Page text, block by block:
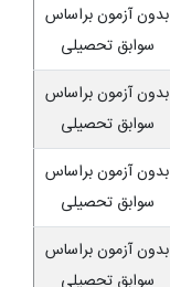
بدون آزمون براساس
سوابق تحصیلی
بدون آزمون براساس
سوابق تحصیلی
بدون آزمون براساس
سوابق تحصیلی
بدون آزمون براساس
سوابق تحصیلی